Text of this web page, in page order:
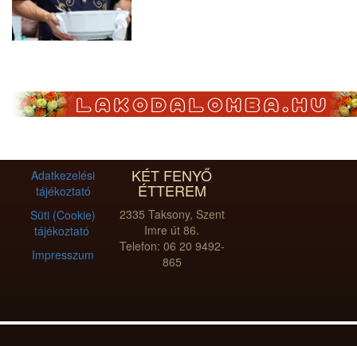
Adatkezelési
tájékoztató
Süti (Cookie)
tájékoztató
Impresszum
KÉT FENYŐ
ÉTTEREM
2335 Taksony, Szent
Imre út 86.
Telefon: 06 20 9492-
865